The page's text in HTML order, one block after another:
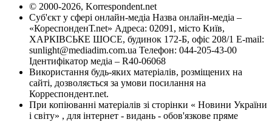
© 2000-2026, Korrespondent.net
Суб'єкт у сфері онлайн-медіа Назва онлайн-медіа –
«КореспонденТ.net» Адреса: 02091, місто Київ,
ХАРКІВСЬКЕ ШОСЕ, будинок 172-Б, офіс 208/1 E-mail:
sunlight@mediadim.com.ua Телефон: 044-205-43-00
Ідентифікатор медіа – R40-06068
Використання будь-яких матеріалів, розміщених на
сайті, дозволяється за умови посилання на
Корреспондент.net.
При копіюванні матеріалів зі сторінки « Новини України
і світу» , для інтернет - видань - обов'язкове пряме